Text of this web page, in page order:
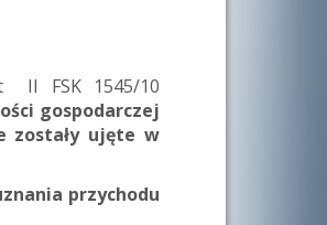
II FSK 1545/10
gospodarczej
zostały ujęte w
przychodu